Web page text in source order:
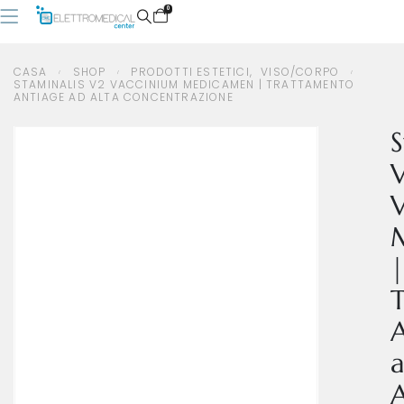
0
CASA SHOP PRODOTTI ESTETICI , VISO/CORPO
CASA SHOP PRODOTTI ESTETICI,
VISO/CORPO
STAMINALIS V2 VACCINIUM MEDICAMEN | TRATTAMENTO
ANTIAGE AD ALTA CONCENTRAZIONE
|